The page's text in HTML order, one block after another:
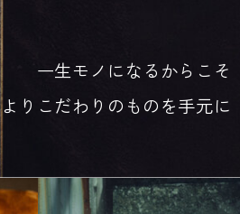
一生モノになるからこそ
よりこだわりのものを手元に